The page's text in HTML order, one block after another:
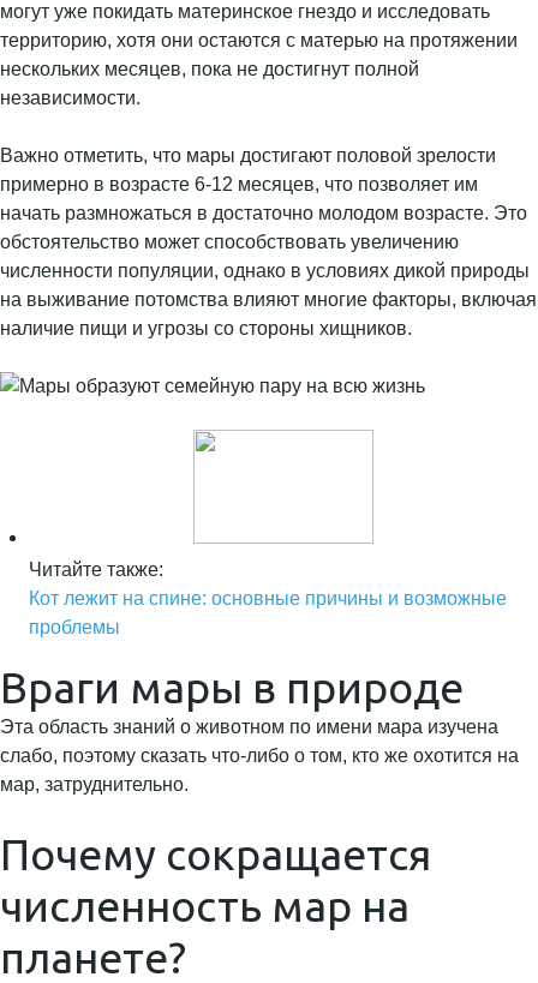
могут уже покидать материнское гнездо и исследовать
территорию, хотя они остаются с матерью на протяжении
нескольких месяцев, пока не достигнут полной
независимости.
Важно отметить, что мары достигают половой зрелости
примерно в возрасте 6-12 месяцев, что позволяет им
начать размножаться в достаточно молодом возрасте. Это
обстоятельство может способствовать увеличению
численности популяции, однако в условиях дикой природы
на выживание потомства влияют многие факторы, включая
наличие пищи и угрозы со стороны хищников.
Читайте также:
Кот лежит на спине: основные причины и возможные
проблемы
Враги мары в природе
Эта область знаний о животном по имени мара изучена
слабо, поэтому сказать что-либо о том, кто же охотится на
мар, затруднительно.
Почему сокращается
численность мар на
планете?